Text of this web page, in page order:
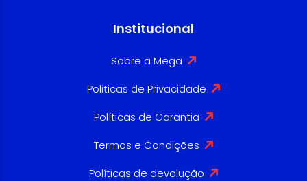
Institucional
Sobre a Mega
Politicas de Privacidade
Políticas de Garantia
Termos e Condições
Políticas de devolução